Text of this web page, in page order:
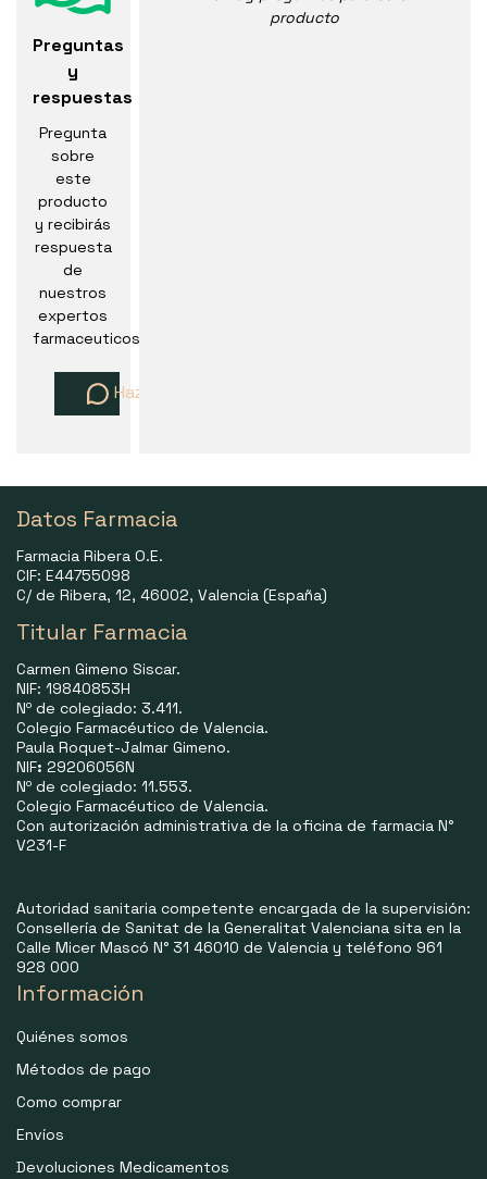
Preguntas
y
respuestas
Pregunta
sobre
este
producto
y recibirás
respuesta
de
nuestros
expertos
farmaceuticos
Haz una pregunta
producto
Datos Farmacia
Farmacia Ribera O.E.
CIF: E44755098
C/ de Ribera, 12, 46002, Valencia (España)
Titular Farmacia
Carmen Gimeno Siscar.
NIF: 19840853H
Nº de colegiado: 3.411.
Colegio Farmacéutico de Valencia.
Paula Roquet-Jalmar Gimeno.
NIF: 29206056N
Nº de colegiado: 11.553.
Colegio Farmacéutico de Valencia.
Con autorización administrativa de la oficina de farmacia N°
V231-F
Autoridad sanitaria competente encargada de la supervisión:
Consellería de Sanitat de la Generalitat Valenciana sita en la
Calle Micer Mascó N° 31 46010 de Valencia y teléfono 961
928 000
Información
Quiénes somos
Métodos de pago
Como comprar
Envíos
Devoluciones Medicamentos